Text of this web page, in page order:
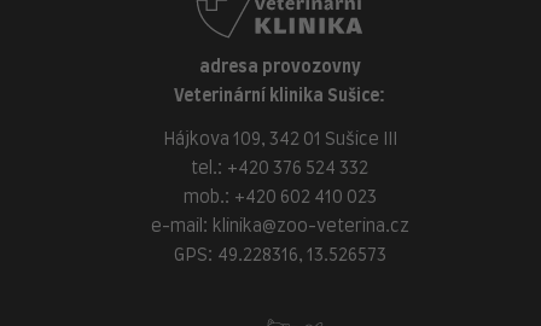
adresa provozovny
Veterinární klinika Sušice:
Hájkova 109, 342 01 Sušice III
tel.: +420 376 524 332
mob.: +420 602 410 023
e-mail: klinika@zoo-veterina.cz
GPS: 49.228316, 13.526573